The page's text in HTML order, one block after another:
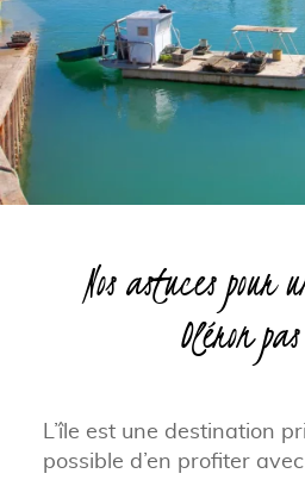
Nos astuces pour
Oléron
L’île est une destination
possible d’en profiter